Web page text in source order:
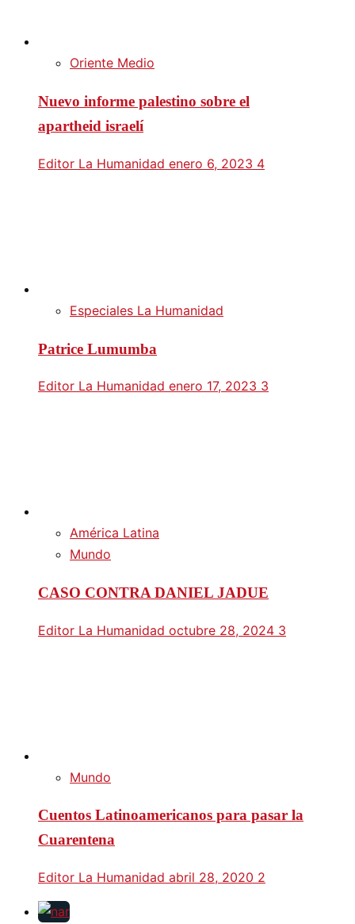
Oriente Medio
Nuevo informe palestino sobre el
apartheid israelí
Editor La Humanidad enero 6, 2023 4
Especiales La Humanidad
Patrice Lumumba
Editor La Humanidad enero 17, 2023 3
América Latina
Mundo
CASO CONTRA DANIEL JADUE
Editor La Humanidad octubre 28, 2024 3
Mundo
Cuentos Latinoamericanos para pasar la
Cuarentena
Editor La Humanidad abril 28, 2020 2